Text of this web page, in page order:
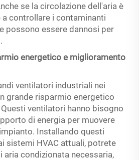
se la circolazione dell'aria è
controllare i contaminanti
possono essere dannosi per
energetico e miglioramento
ventilatori industriali nei
grande risparmio energetico
ventilatori hanno bisogno
di energia per muovere
Installando questi
sistemi HVAC attuali, potrete
aria condizionata necessaria,